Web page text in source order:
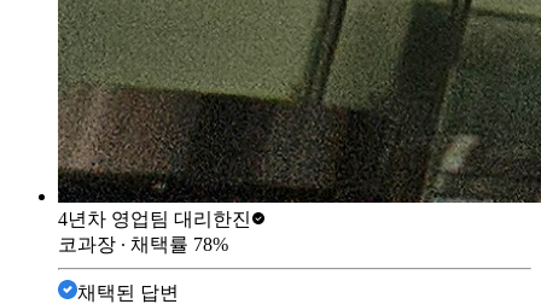
4년차 영업팀 대리 한진
코과장 ∙ 채택률 78%
채택된 답변